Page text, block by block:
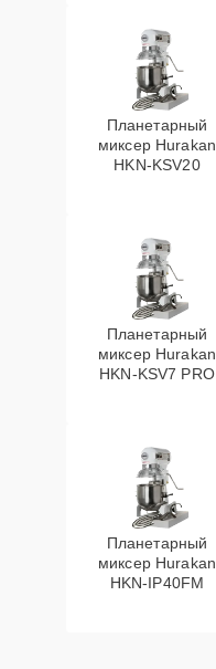
Планетарный
миксер Hurakan
HKN-KSV20
Планетарный
миксер Hurakan
HKN-KSV7 PRO
Планетарный
миксер Hurakan
HKN-IP40FM